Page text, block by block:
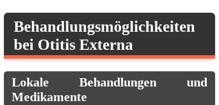
Behandlungsmöglichkeiten
bei Otitis Externa
Lokale Behandlungen und
Medikamente